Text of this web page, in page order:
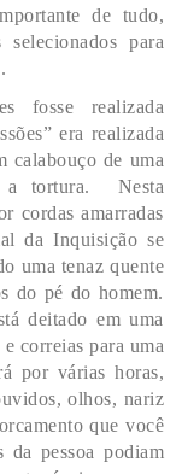
de tudo,
selecionados para
fosse realizada
era realizada
calabouço de uma
a tortura. Nesta
cordas amarradas
da Inquisição se
uma tenaz quente
do pé do homem.
deitado em uma
correias para uma
por várias horas,
olhos, nariz
que você
da pessoa podiam